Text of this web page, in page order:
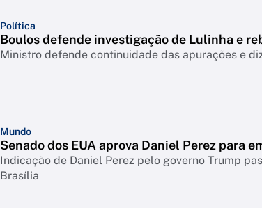
Política
Boulos defende investigação de Lulinha e
Ministro defende continuidade das apurações e
Mundo
Senado dos EUA aprova Daniel Perez para
Indicação de Daniel Perez pelo governo Trump
Brasília